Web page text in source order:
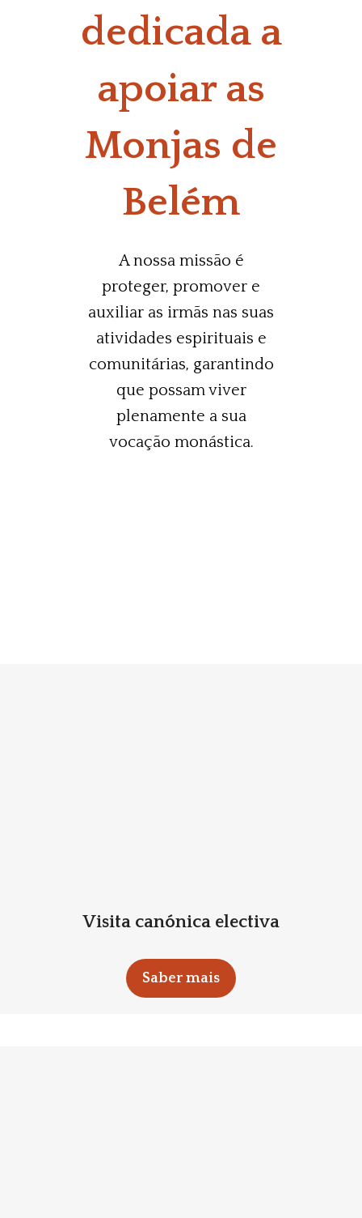
dedicada a
apoiar as
Monjas de
Belém
A nossa missão é
proteger, promover e
auxiliar as irmãs nas suas
atividades espirituais e
comunitárias, garantindo
que possam viver
plenamente a sua
vocação monástica.
Visita canónica electiva
Saber mais